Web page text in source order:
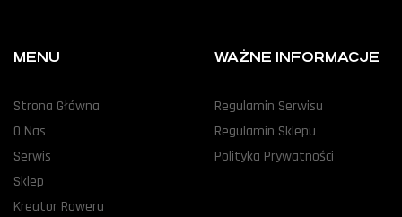
MENU
Strona Główna
O Nas
Serwis
Sklep
Kreator Roweru
WAŻNE INFORMACJE
Regulamin Serwisu
Regulamin Sklepu
Polityka Prywatności